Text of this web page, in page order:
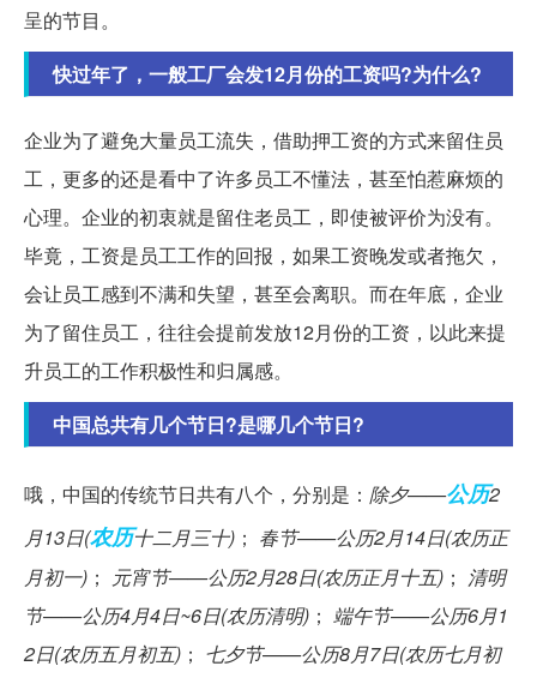
呈的节目。
快过年了，一般工厂会发12月份的工资吗?为什么?
企业为了避免大量员工流失，借助押工资的方式来留住员
工，更多的还是看中了许多员工不懂法，甚至怕惹麻烦的
心理。企业的初衷就是留住老员工，即使被评价为没有。
毕竟，工资是员工工作的回报，如果工资晚发或者拖欠，
会让员工感到不满和失望，甚至会离职。而在年底，企业
为了留住员工，往往会提前发放12月份的工资，以此来提
升员工的工作积极性和归属感。
中国总共有几个节日?是哪几个节日?
哦，中国的传统节日共有八个，分别是： 除夕——公历2
月13日(农历十二月三十) ； 春节——公历2月14日(农历正
月初一) ； 元宵节——公历2月28日(农历正月十五) ； 清明
节——公历4月4日~6日(农历清明) ； 端午节——公历6月1
2日(农历五月初五) ； 七夕节——公历8月7日(农历七月初